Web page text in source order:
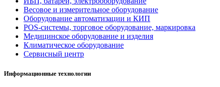
Весовое и измерительное оборудование
Оборудование автоматизации и КИП
POS-системы, торговое оборудование, маркировка
Медицинское оборудование и изделия
Климатическое оборудование
Сервисный центр
Информационные технологии